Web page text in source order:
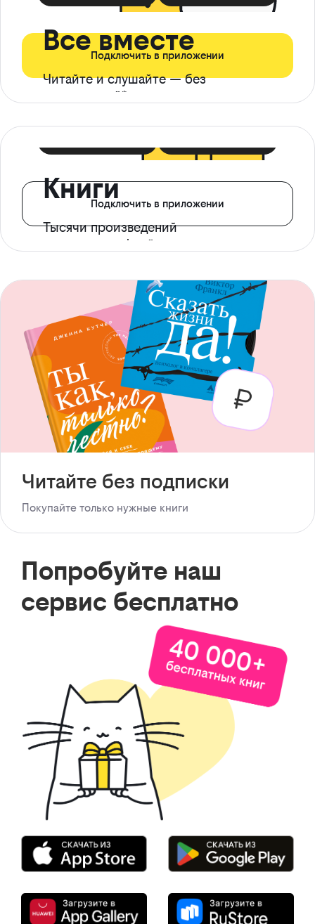
Все вместе
Читайте и слушайте — без
ограничений*
Подключить в приложении
Книги
Тысячи произведений
с доступом офлайн
Подключить в приложении
Читайте без подписки
Покупайте только нужные книги
Попробуйте наш
сервис бесплатно